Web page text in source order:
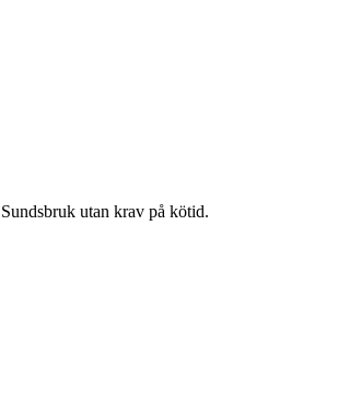
Sundsbruk utan krav på kötid.